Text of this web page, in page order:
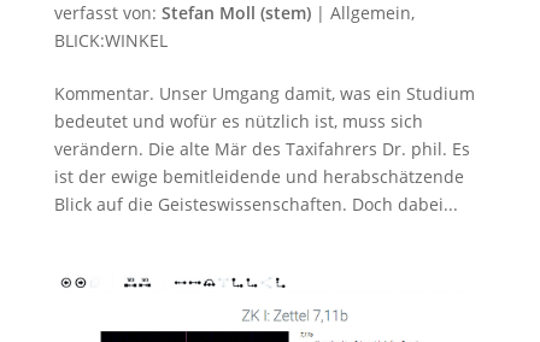
verfasst von: Stefan Moll (stem)| Allgemein,
BLICK:WINKEL
Kommentar. Unser Umgang damit, was ein Studium
bedeutet und wofür es nützlich ist, muss sich
verändern. Die alte Mär des Taxifahrers Dr. phil. Es
ist der ewige bemitleidende und herabschätzende
Blick auf die Geisteswissenschaften. Doch dabei...